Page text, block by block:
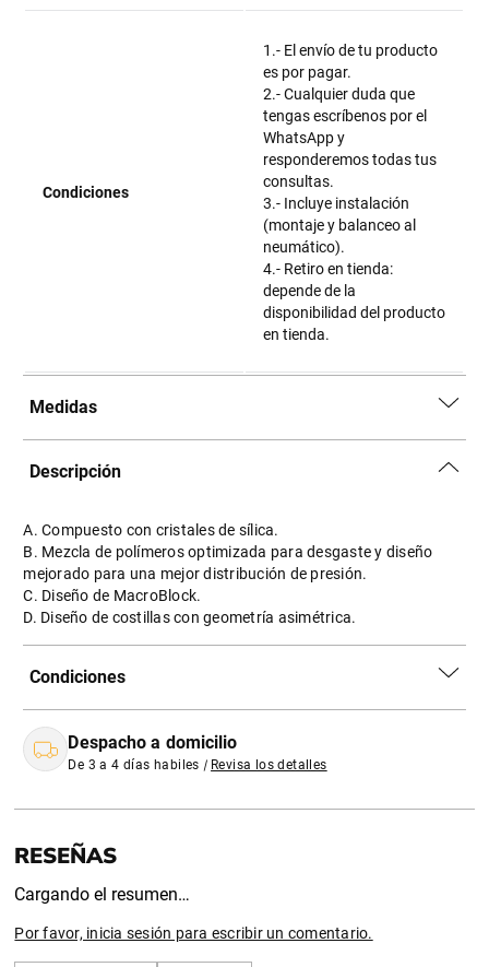
Condiciones
1.- El envío de tu producto
es por pagar.
2.- Cualquier duda que
tengas escríbenos por el
WhatsApp y
responderemos todas tus
consultas.
3.- Incluye instalación
(montaje y balanceo al
neumático).
4.- Retiro en tienda:
depende de la
disponibilidad del producto
en tienda.
Medidas
Descripción
A. Compuesto con cristales de sílica.
B. Mezcla de polímeros optimizada para desgaste y diseño
mejorado para una mejor distribución de presión.
C. Diseño de MacroBlock.
D. Diseño de costillas con geometría asimétrica.
Condiciones
Despacho a domicilio
De 3 a 4 días habiles | Revisa los detalles
Cargando el resumen…
Por favor, inicia sesión para escribir un comentario.